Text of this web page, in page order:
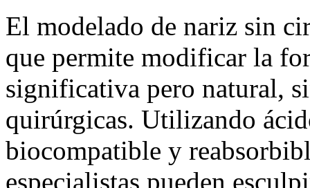
El modelado de nariz sin
que permite modificar la
significativa pero natural,
quirúrgicas. Utilizando
biocompatible y
especialistas pueden